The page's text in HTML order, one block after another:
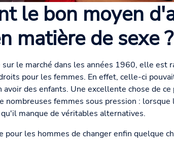
le bon moyen
matière de sexe ?
le marché dans les années 1960, elle est
pour les femmes. En effet, celle-ci
des enfants. Une excellente chose de ce
nombreuses femmes sous pression :
manque de véritables alternatives.
les hommes de changer enfin quelque